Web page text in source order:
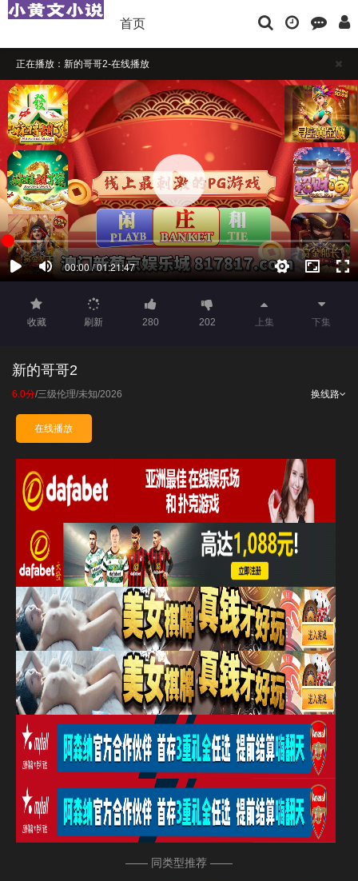
首页
播放卡顿时，请做适当缓冲
如果觉得不错，请点击下方横幅广告注册支持，本站担保注册送彩金
收藏 刷新 280 202 上集 下集
新的哥哥2
换线路
6.0分/三级伦理/未知/2026
在线播放
—— 同类型推荐 ——